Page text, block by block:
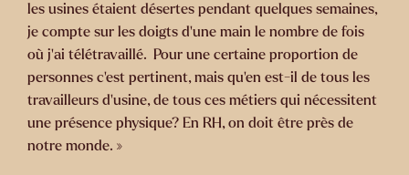
les usines étaient désertes pendant quelques semaines,
je compte sur les doigts d’une main le nombre de fois
où j’ai télétravaillé. Pour une certaine proportion de
personnes c’est pertinent, mais qu’en est-il de tous les
travailleurs d’usine, de tous ces métiers qui nécessitent
une présence physique? En RH, on doit être près de
notre monde. »